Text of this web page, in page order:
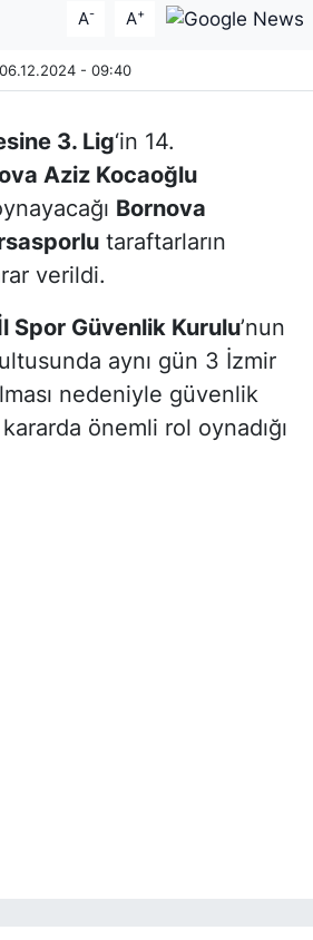
A- A+
06.12.2024 - 09:40
3. Lig‘in 14.
Aziz Kocaoğlu
Bornova
taraftarların
verildi.
Spor Güvenlik Kurulu’nun
aynı gün 3 İzmir
nedeniyle güvenlik
önemli rol oynadığı